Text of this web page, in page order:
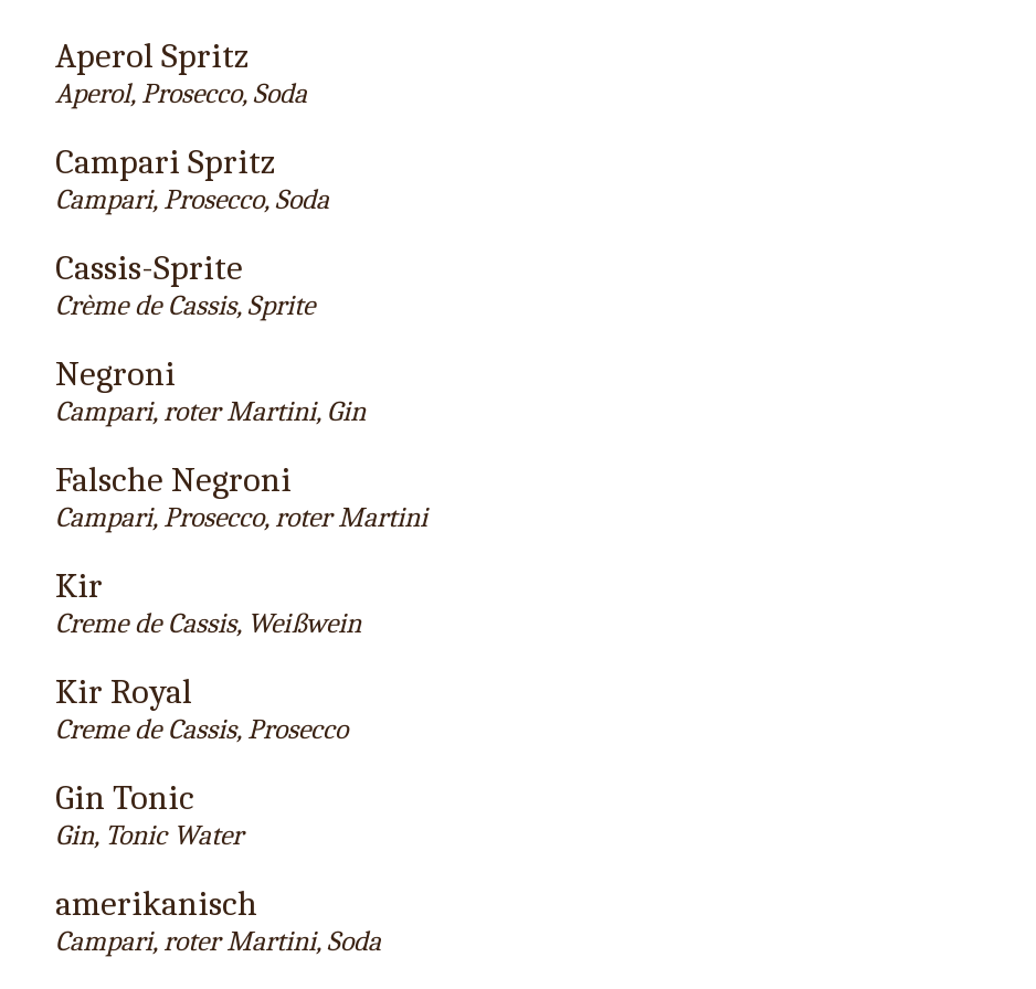
Aperol Spritz
Aperol, Prosecco, Soda
Campari Spritz
Campari, Prosecco, Soda
Cassis-Sprite
Crème de Cassis, Sprite
Negroni
Campari, roter Martini, Gin
Falsche Negroni
Campari, Prosecco, roter Martini
Kir
Creme de Cassis, Weißwein
Kir Royal
Creme de Cassis, Prosecco
Gin Tonic
Gin, Tonic Water
amerikanisch
Campari, roter Martini, Soda